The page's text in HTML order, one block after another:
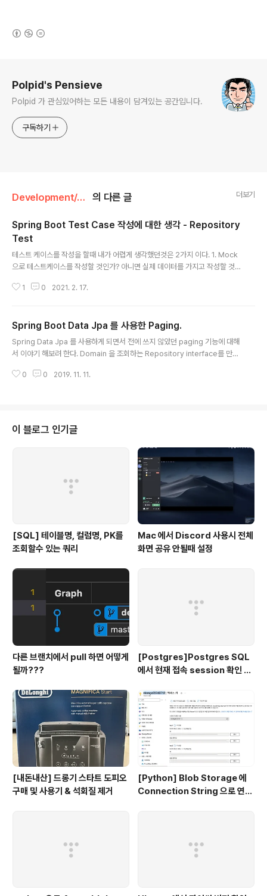
Polpid's Pensieve
Polpid 가 관심있어하는 모든 내용이 담겨있는 공간입니다.
구독하기
Development/Java 의 다른 글 더보기
Spring Boot Test Case 작성에 대한 생각 - Repository
Test
테스트 케이스를 작성을 할때 내가 어렵게 생각했던것은 2가지 이다. 1. Mock
으로 테스트케이스를 작성할 것인가? 아니면 실제 데이터를 가지고 작성할 것
았다. 그런데 갑자기 뭔가 기준을 정해서 하면 되지 않을까 라는 생각이 들었다.
ng Boot 프로젝트를 보면 테스트케이스를 작성하는 클래스들로 다음과 같은
것들을 꼽을 수 있다. 1. Repository 2. Service 3. Controller 4. RestApi
Controller 그럼 우선 이번 글에서는 Rep..
1 0 2021. 2. 17.
Spring Boot Data Jpa 를 사용한 Paging.
Spring Data Jpa 를 사용하게 되면서 전에 쓰지 않았던 paging 기능에 대해
서 이야기 해보려 한다. Domain 을 조회하는 Repository interface를 만들
y 를 살펴보면 내부에 이렇게 구현이 되어있다. public interface JpaRepo
s CrudRepository { ..
0 0 2019. 11. 11.
이 블로그 인기글
[SQL] 테이블명, 컬럼명, PK를
조회할수 있는 쿼리
Mac 에서 Discord 사용시 전체
화면 공유 안될때 설정
다른 브랜치에서 pull 하면 어떻게
될까???
[Postgres]Postgres SQL
에서 현재 접속 session 확인 및
[내돈내산] 드롱기 스타트 도피오
구매 및 사용기 & 석회질 제거
[Python] Blob Storage 에
Connection String 으로 연결